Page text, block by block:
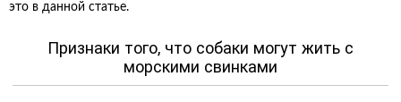
это в данной статье.
Признаки того, что собаки могут жить с
морскими свинками